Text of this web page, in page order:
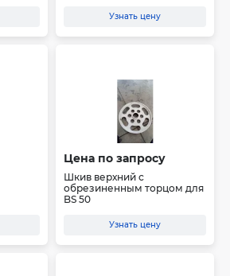
Узнать цену
Цена по запросу
Шкив верхний с
обрезиненным торцом для
BS 50
Узнать цену